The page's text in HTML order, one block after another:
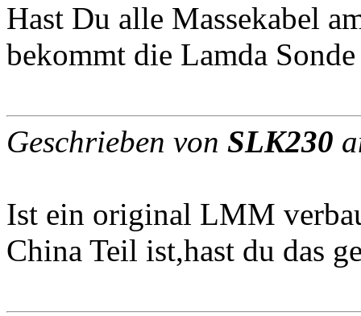
Hast Du alle Massekabel
bekommt die Lamda Sonde
Geschrieben von SLK230
Ist ein original LMM
China Teil ist,hast du das